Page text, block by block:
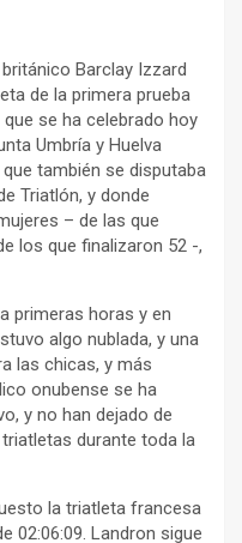
Barclay Izzard
de la primera prueba
se ha celebrado hoy
Umbría y Huelva
también se disputaba
Triatlón, y donde
– de las que
los que finalizaron 52 -,
primeras horas y en
algo nublada, y una
las chicas, y más
onubense se ha
y no han dejado de
durante toda la
la triatleta francesa
02:06:09. Landron sigue